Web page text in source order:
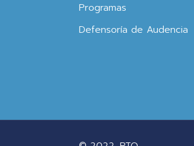
Programas
Defensoría de Audencia